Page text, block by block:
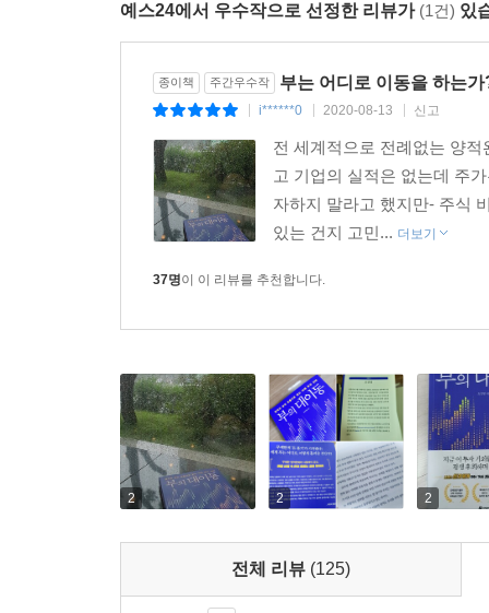
보았죠. 미국 역시 정부 부채가 크게 늘어났기에
니다. 달러의 공급이 크게 늘어날 것으로 보인다
물 화폐로서의 매력은 보다 크게 부각되지 않을까
--- p.303~304
쟁여두려는 심리가 강해져 달러는 강세를 보이
강세가 나타남을 예측할 수 있다. 두 번째는 ‘나
인플레이션은 성장을 동반하지 않기에 종이 화
디스토피아를 그린 시나리오였다면 세 번째는
전 세계적 성장을 불러오고 이는 달러 약세와 금
과연 어떤 시나리오가 우리 앞에 펼쳐지게 될까?
반응하며 현실적인 대비를 하고 그 속에서
포트폴리오를 지켜주리라는 점에는 변함이 없을
코로나 사태 이후 우리는 더 이상 과거의 삶으로
전략을 강구하는 데 바로 이 책이 통찰력 있는 안내
예스24에서 우수작으로 선정한 리뷰가 (1건) 있
종이책 주간우수작 부는 어디로 이동을 하는가
i******0 2020-08-13 신고
전 세계적으로 전례없는 양
고 기업의 실적은 없는데 주
자하지 말라고 했지만- 주식
있는 건지 고민... 더보기
37명이 이 리뷰를 추천합니다.
2 2 2
전체 리뷰 (125)